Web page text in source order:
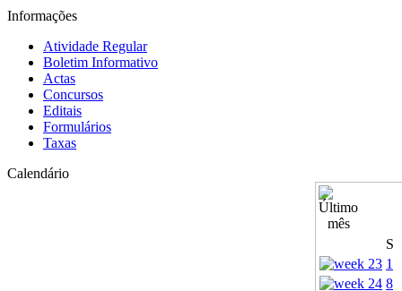
Informações
Atividade Regular
Boletim Informativo
Actas
Concursos
Editais
Formulários
Taxas
Calendário
S
1
8